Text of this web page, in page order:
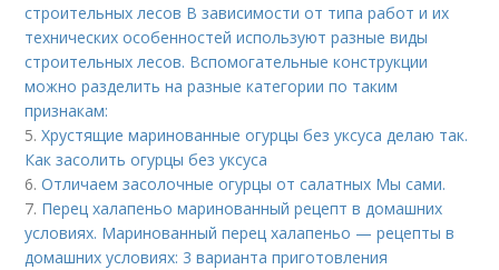
строительных лесов В зависимости от типа работ и их
технических особенностей используют разные виды
строительных лесов. Вспомогательные конструкции
можно разделить на разные категории по таким
признакам:
5.Хрустящие маринованные огурцы без уксуса делаю так.
Как засолить огурцы без уксуса
6.Отличаем засолочные огурцы от салатных Мы сами.
7. Перец халапеньо маринованный рецепт в домашних
условиях. Маринованный перец халапеньо — рецепты в
домашних условиях: 3 варианта приготовления